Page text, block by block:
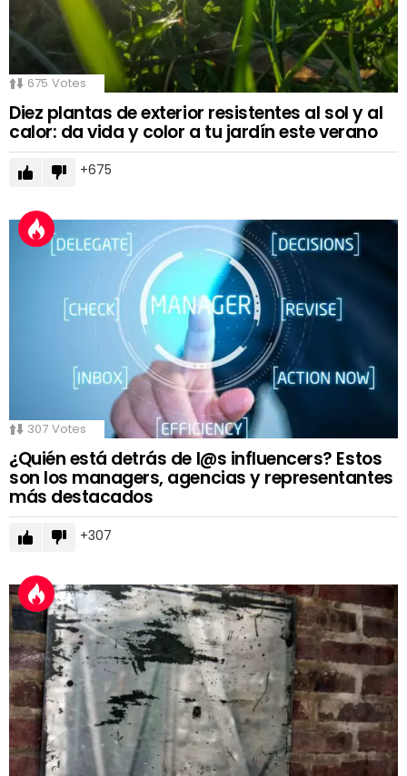
675 Votes
Diez plantas de exterior resistentes al sol y al
calor: da vida y color a tu jardín este verano
675
307 Votes
¿Quién está detrás de l@s influencers? Estos
son los managers, agencias y representantes
más destacados
307